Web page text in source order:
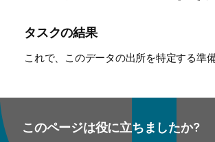
タスクの結果
これで、このデータの出所を特定する準
このページは役に立ちましたか?